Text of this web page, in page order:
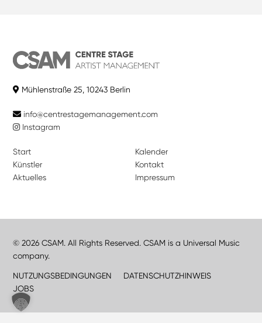
Mühlenstraße 25, 10243 Berlin
info@centrestagemanagement.com
Instagram
Start
Künstler
Aktuelles
Kalender
Kontakt
Impressum
© 2026 CSAM. All Rights Reserved. CSAM is a Universal Music
company.
NUTZUNGSBEDINGUNGEN
DATENSCHUTZHINWEIS
JOBS